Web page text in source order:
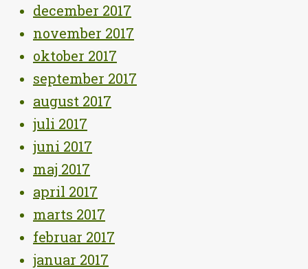
december 2017
november 2017
oktober 2017
september 2017
august 2017
juli 2017
juni 2017
maj 2017
april 2017
marts 2017
februar 2017
januar 2017